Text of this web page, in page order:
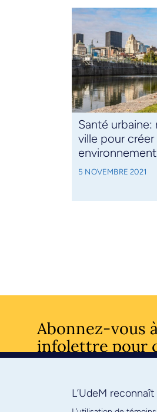
Santé urbaine:
ville pour créer
5 NOVEMBRE 2021
Abonnez-vous
infolettre pour
l’actualité
L’UdeM